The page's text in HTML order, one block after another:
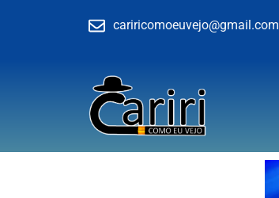
cariricomoeuvejo@gmail.com